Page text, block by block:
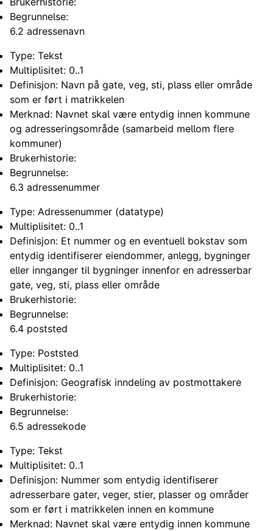
Begrunnelse:
6.2 adressenavn
Type: Tekst
Multiplisitet: 0..1
Definisjon: Navn på gate, veg, sti, plass eller område
som er ført i matrikkelen
Merknad: Navnet skal være entydig innen kommune
og adresseringsområde (samarbeid mellom flere
kommuner)
Brukerhistorie:
Begrunnelse:
6.3 adressenummer
Type: Adressenummer (datatype)
Multiplisitet: 0..1
Definisjon: Et nummer og en eventuell bokstav som
entydig identifiserer eiendommer, anlegg, bygninger
eller innganger til bygninger innenfor en adresserbar
gate, veg, sti, plass eller område
Brukerhistorie:
Begrunnelse:
6.4 poststed
Type: Poststed
Multiplisitet: 0..1
Definisjon: Geografisk inndeling av postmottakere
Brukerhistorie:
Begrunnelse:
6.5 adressekode
Type: Tekst
Multiplisitet: 0..1
Definisjon: Nummer som entydig identifiserer
adresserbare gater, veger, stier, plasser og områder
som er ført i matrikkelen innen en kommune
Merknad: Navnet skal være entydig innen kommune